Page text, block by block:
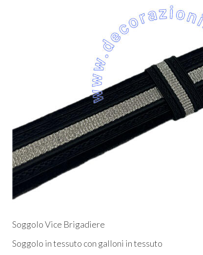
Soggolo Vice Brigadiere
Soggolo in tessuto con galloni in tessuto